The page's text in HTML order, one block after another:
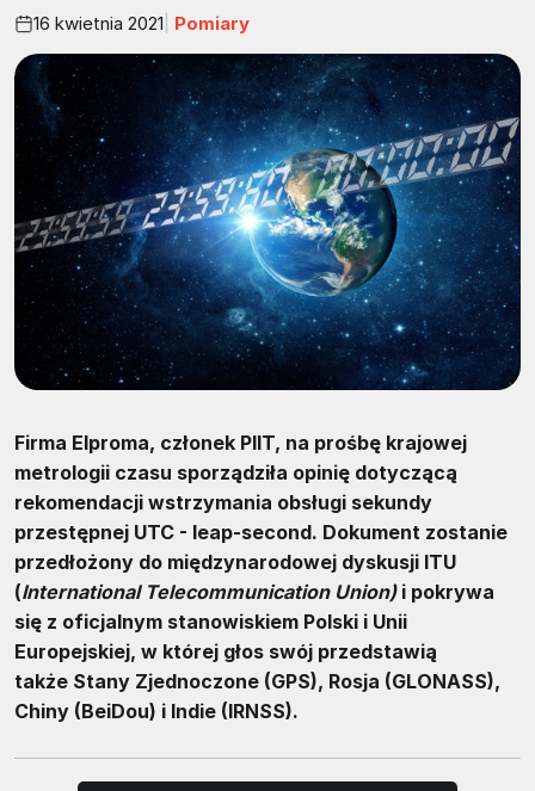
16 kwietnia 2021 Pomiary
Firma Elproma, członek PIIT, na prośbę krajowej
metrologii czasu sporządziła opinię dotyczącą
rekomendacji wstrzymania obsługi sekundy
przestępnej UTC - leap-second. Dokument zostanie
przedłożony do międzynarodowej dyskusji ITU
(International Telecommunication Union)i pokrywa
się z oficjalnym stanowiskiem Polski i Unii
Europejskiej, w której głos swój przedstawią
także Stany Zjednoczone (GPS), Rosja (GLONASS),
Chiny (BeiDou) i Indie (IRNSS).